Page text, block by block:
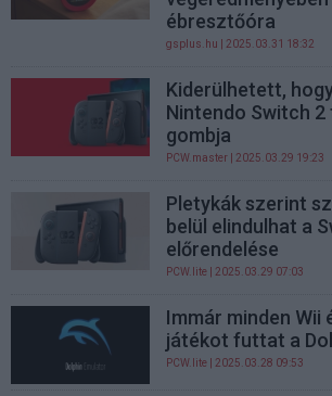
ébresztőóra
gsplus.hu | 2025.03.31 18:32
Kiderülhetett,
Nintendo Switch
gombja
PCW.master | 2025.03.29 19:23
Pletykák szerint
belül elindulhat a
előrendelése
PCW.lite | 2025.03.29 07:03
Immár minden Wii
játékot futtat a
PCW.lite | 2025.03.28 09:53